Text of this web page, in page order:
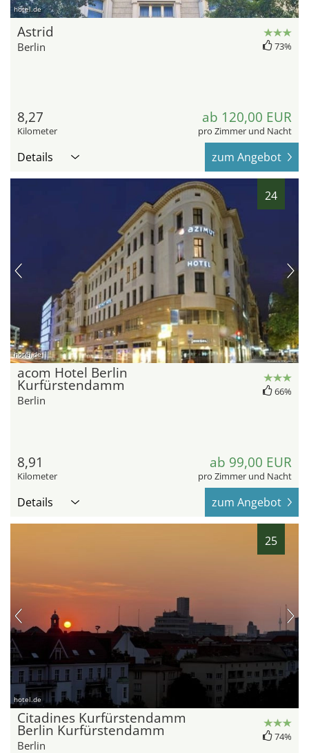
hotel.de
Astrid
Berlin 73%
8,27
Kilometer
ab 120,00 EUR
pro Zimmer und Nacht
Details zum Angebot
24
hotel.de
acom Hotel Berlin
Kurfürstendamm
Berlin
66%
8,91
Kilometer
ab 99,00 EUR
pro Zimmer und Nacht
Details zum Angebot
25
hotel.de
Citadines Kurfürstendamm
Berlin Kurfürstendamm
Berlin
74%